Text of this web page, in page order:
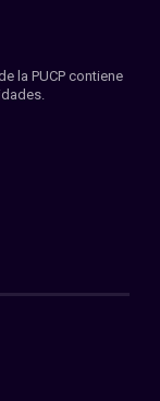
la PUCP contiene